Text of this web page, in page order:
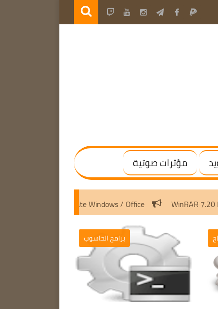
مؤثرات صوتية
Activation Scripts v3.8 | Activate Windows / Office
برامج الحاسوب